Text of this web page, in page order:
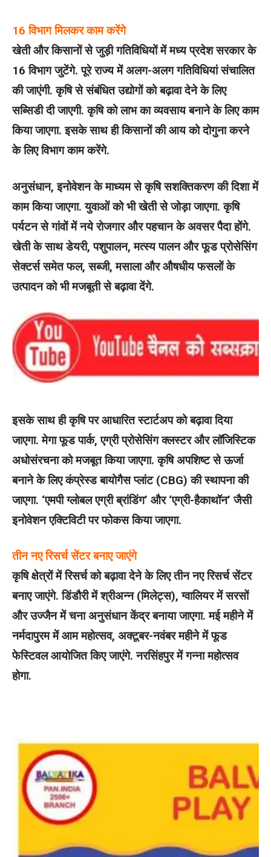
16 विभाग मिलकर काम करेंगे
खेती और किसानों से जुड़ी गतिविधियों में मध्य प्रदेश सरकार के
16 विभाग जुटेंगे. पूरे राज्य में अलग-अलग गतिविधियां संचालित
की जाएंगी. कृषि से संबंधित उद्योगों को बढ़ावा देने के लिए
सब्सिडी दी जाएगी. कृषि को लाभ का व्यवसाय बनाने के लिए काम
किया जाएगा. इसके साथ ही किसानों की आय को दोगुना करने
के लिए विभाग काम करेंगे.
अनुसंधान, इनोवेशन के माध्यम से कृषि सशक्तिकरण की दिशा में
काम किया जाएगा. युवाओं को भी खेती से जोड़ा जाएगा. कृषि
पर्यटन से गांवों में नये रोजगार और पहचान के अवसर पैदा होंगे.
खेती के साथ डेयरी, पशुपालन, मत्स्य पालन और फूड प्रोसेसिंग
सेक्टर्स समेत फल, सब्जी, मसाला और औषधीय फसलों के
उत्पादन को भी मजबूती से बढ़ावा देंगे.
इसके साथ ही कृषि पर आधारित स्टार्टअप को बढ़ावा दिया
जाएगा. मेगा फूड पार्क, एग्री प्रोसेसिंग क्लस्टर और लॉजिस्टिक
अधोसंरचना को मजबूत किया जाएगा. कृषि अपशिष्ट से ऊर्जा
बनाने के लिए कंप्रेस्ड बायोगैस प्लांट (CBG) की स्थापना की
जाएगा. ‘एमपी ग्लोबल एग्री ब्रांडिंग’ और ‘एग्री-हैकाथॉन’ जैसी
इनोवेशन एक्टिविटी पर फोकस किया जाएगा.
तीन नए रिसर्च सेंटर बनाए जाएंगे
कृषि क्षेत्रों में रिसर्च को बढ़ावा देने के लिए तीन नए रिसर्च सेंटर
बनाए जाएंगे. डिंडौरी में श्रीअन्न (मिलेट्स), ग्वालियर में सरसों
और उज्जैन में चना अनुसंधान केंद्र बनाया जाएगा. मई महीने में
नर्मदापुरम में आम महोत्सव, अक्टूबर-नवंबर महीने में फूड
फेस्टिवल आयोजित किए जाएंगे. नरसिंहपुर में गन्ना महोत्सव
होगा.